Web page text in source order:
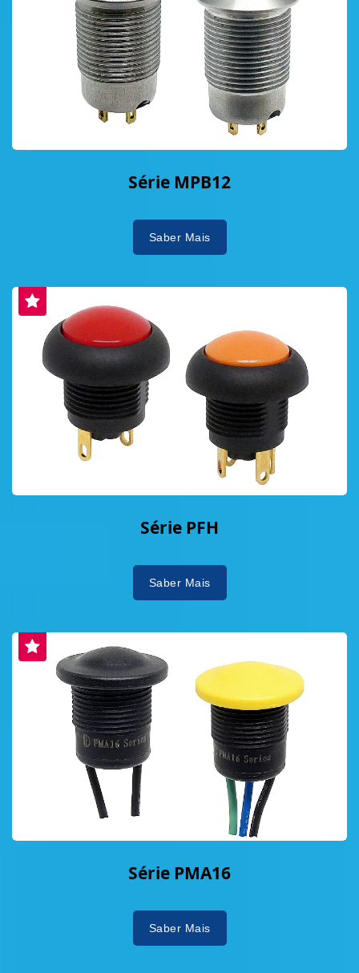
Série MPB12
Saber Mais
Série PFH
Saber Mais
Série PMA16
Saber Mais